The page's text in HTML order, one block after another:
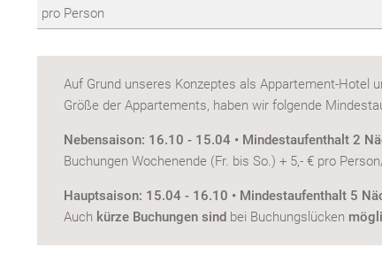
pro Person
Auf Grund unseres Konzeptes als Appartement-Hotel
Größe der Appartements, haben wir folgende
Nebensaison: 16.10 - 15.04 • Mindestaufenthalt 2
Buchungen Wochenende (Fr. bis So.) + 5,- € pro
Hauptsaison: 15.04 - 16.10 • Mindestaufenthalt 5
Auch kürze Buchungen sind bei Buchungslücken